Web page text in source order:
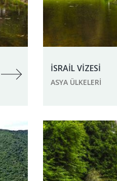
İSRAİL VİZESİ
ASYA ÜLKELERI